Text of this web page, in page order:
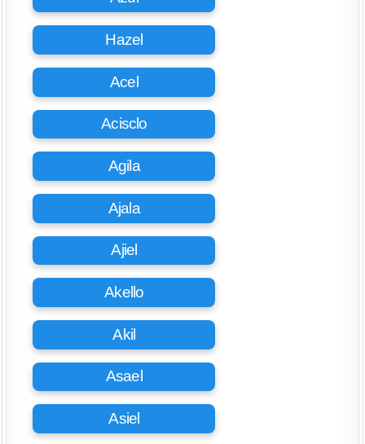
Hazel
Acel
Acisclo
Agila
Ajala
Ajiel
Akello
Akil
Asael
Asiel